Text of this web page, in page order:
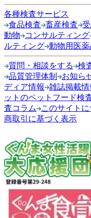
各種検査サービス
食品検査 畜産検査
動物
コンサルティング
ルティング 動物用医
質問・相談をする 検
品質管理体制
お知ら
ディア情報
雑誌掲載情
ットのペットフード検
査コラム
このサイトに
商取引に基づく表示